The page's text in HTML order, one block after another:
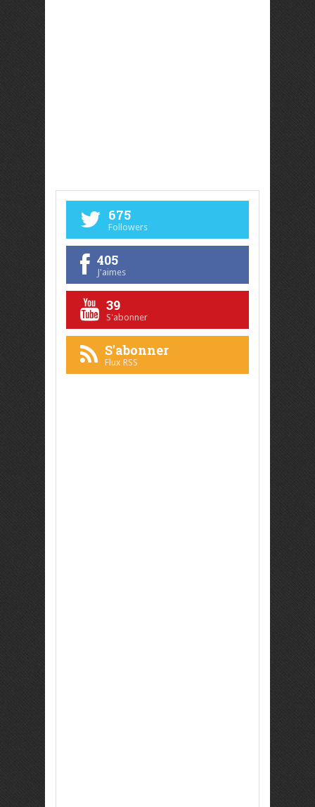
675
Followers
405
J'aimes
39
S'abonner
S'abonner
Flux RSS